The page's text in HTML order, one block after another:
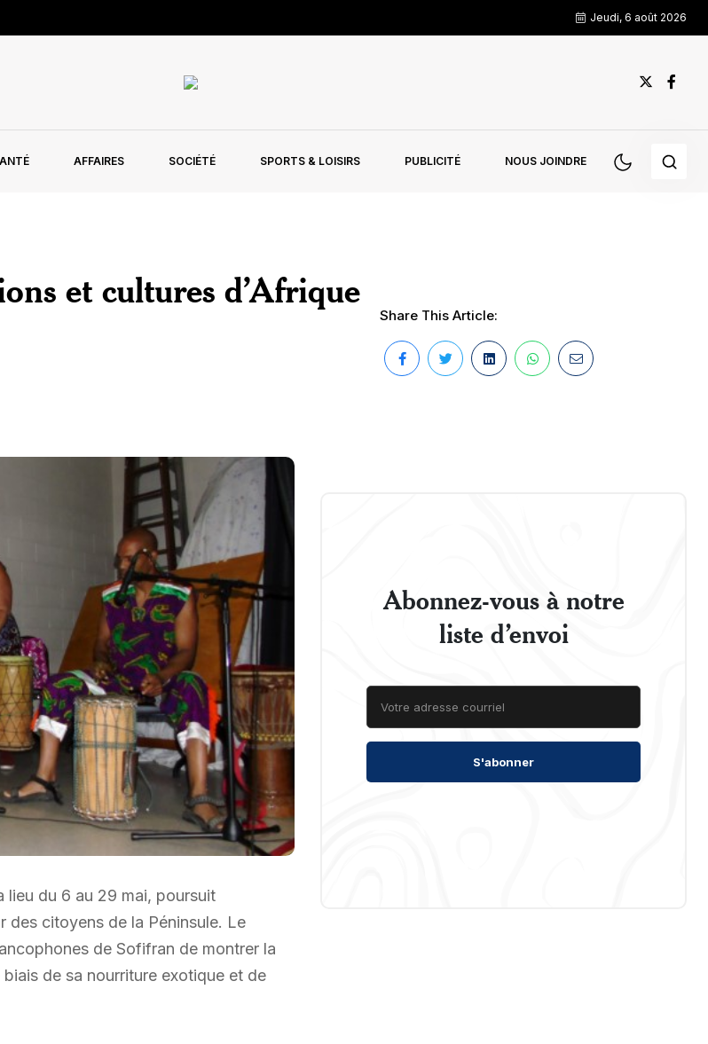
Jeudi, 6 août 2026
AFFAIRES SOCIÉTÉ SPORTS & LOISIRS PUBLICITÉ NOUS JOINDRE
et cultures d’Afrique
Share This Article:
lieu du 6 au 29 mai, poursuit
des citoyens de la Péninsule. Le
de Sofifran de montrer la
de sa nourriture exotique et de
Abonnez-vous à notre
liste d’envoi